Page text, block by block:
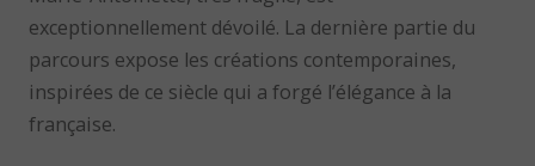
exceptionnellement dévoilé. La dernière partie du
parcours expose les créations contemporaines,
inspirées de ce siècle qui a forgé l’élégance à la
française.